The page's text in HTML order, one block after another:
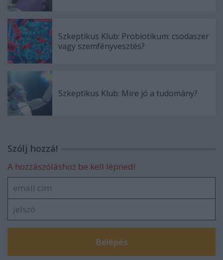
Szkeptikus Klub: Probiotikum: csodaszer
vagy szemfényvesztés?
Szkeptikus Klub: Mire jó a tudomány?
Szólj hozzá!
A hozzászóláshoz be kell lépned!